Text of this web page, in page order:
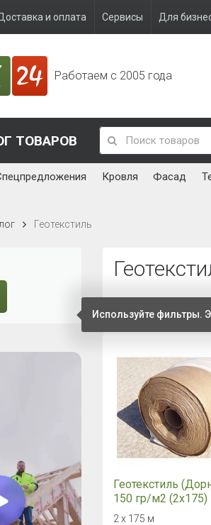
и оплата Сервисы Для
Работаем с 2005 года
ТОВАРОВ
Кровля Фасад
Геотекстиль
Сортировать:
Геотекстиль
150 гр/м2 (2х175)
2 х 175 м
Используйте фильтры.